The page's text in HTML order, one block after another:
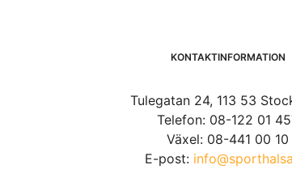
KONTAKTINFORMATION
Tulegatan 24, 113 53
Telefon: 08-122 01
Växel: 08-441 00 10
E-post: